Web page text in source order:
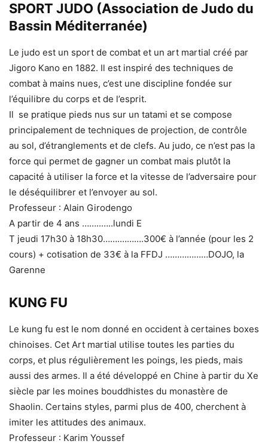
SPORT JUDO (Association de Judo du
Bassin Méditerranée)
Le judo est un sport de combat et un art martial créé par
Jigoro Kano en 1882. Il est inspiré des techniques de
combat à mains nues, c’est une discipline fondée sur
l’équilibre du corps et de l’esprit.
Il se pratique pieds nus sur un tatami et se compose
principalement de techniques de projection, de contrôle
au sol, d’étranglements et de clefs. Au judo, ce n’est pas la
force qui permet de gagner un combat mais plutôt la
capacité à utiliser la force et la vitesse de l’adversaire pour
le déséquilibrer et l’envoyer au sol.
Professeur : Alain Girodengo
A partir de 4 ans ……..…..lundi E
T jeudi 17h30 à 18h30…….……….300€ à l’année (pour les 2
cours) + cotisation de 33€ à la FFDJ ………………DOJO, la
Garenne
KUNG FU
Le kung fu est le nom donné en occident à certaines boxes
chinoises. Cet Art martial utilise toutes les parties du
corps, et plus régulièrement les poings, les pieds, mais
aussi des armes. Il a été développé en Chine à partir du Xe
siècle par les moines bouddhistes du monastère de
Shaolin. Certains styles, parmi plus de 400, cherchent à
imiter les attitudes des animaux.
Professeur : Karim Youssef